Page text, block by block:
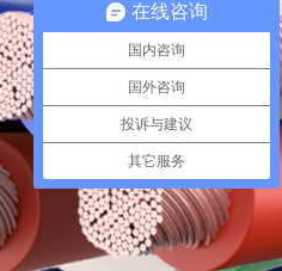
在线咨询
国内咨询
国外咨询
投诉与建议
其它服务